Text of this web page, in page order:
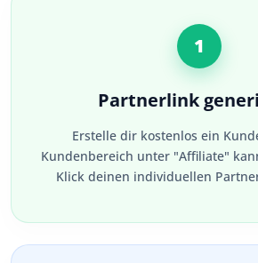
1
Partnerlink
Erstelle dir kostenlos ein
Kundenbereich unter "Affiliate"
Klick deinen individuellen